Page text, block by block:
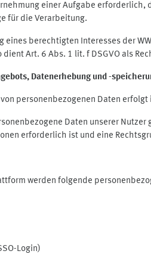
einer Aufgabe
für die Verarbeitung.
eines berechtigten Interesses der
dient Art. 6 Abs. 1 lit. f DSGVO als
Datenerhebung und -
personenbezogenen Daten
Daten unserer
erforderlich ist und eine
werden folgende
Login)